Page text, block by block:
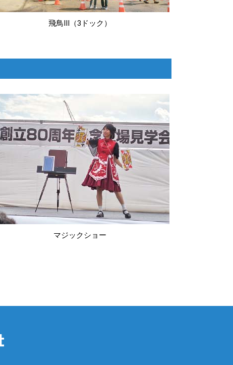
飛鳥Ⅲ（3ドック）
マジックショー